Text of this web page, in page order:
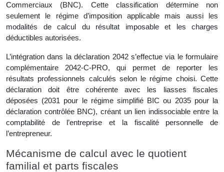
Commerciaux (BNC). Cette classification détermine non
seulement le régime d’imposition applicable mais aussi les
modalités de calcul du résultat imposable et les charges
déductibles autorisées.
L’intégration dans la déclaration 2042 s’effectue via le formulaire
complémentaire 2042-C-PRO, qui permet de reporter les
résultats professionnels calculés selon le régime choisi. Cette
déclaration doit être cohérente avec les liasses fiscales
déposées (2031 pour le régime simplifié BIC ou 2035 pour la
déclaration contrôlée BNC), créant un lien indissociable entre la
comptabilité de l’entreprise et la fiscalité personnelle de
l’entrepreneur.
Mécanisme de calcul avec le quotient
familial et parts fiscales